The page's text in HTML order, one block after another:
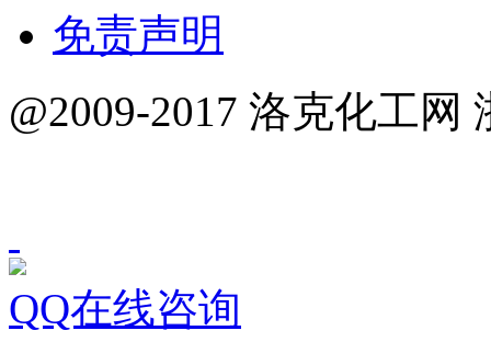
免责声明
@2009-2017 洛克化工网
QQ在线咨询